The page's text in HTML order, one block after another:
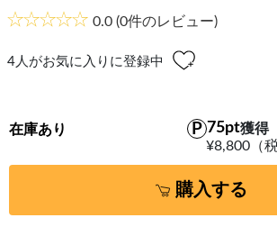
0.0 (0件のレビュー)
4 人がお気に入りに登録中
75pt獲得
¥8,800（
在庫あり
購入する